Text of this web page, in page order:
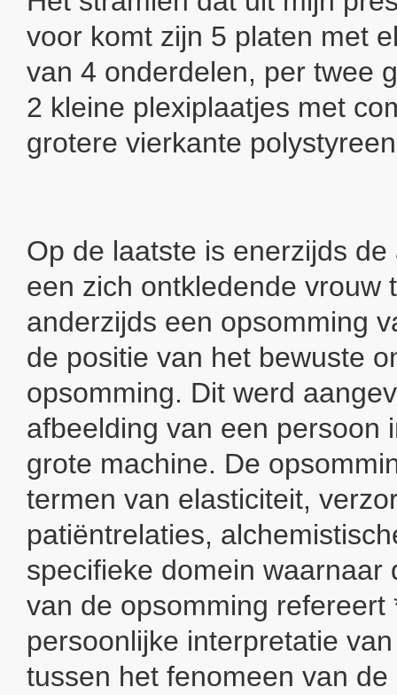
voor komt zijn 5 platen met
van 4 onderdelen, per twee
2 kleine plexiplaatjes met
grotere vierkante
Op de laatste is enerzijds
een zich ontkledende vrouw
anderzijds een opsomming
de positie van het bewuste
opsomming. Dit werd
afbeelding van een persoon
grote machine. De
termen van elasticiteit,
patiëntrelaties,
specifieke domein waarnaar
van de opsomming refereert
persoonlijke interpretatie
tussen het fenomeen van